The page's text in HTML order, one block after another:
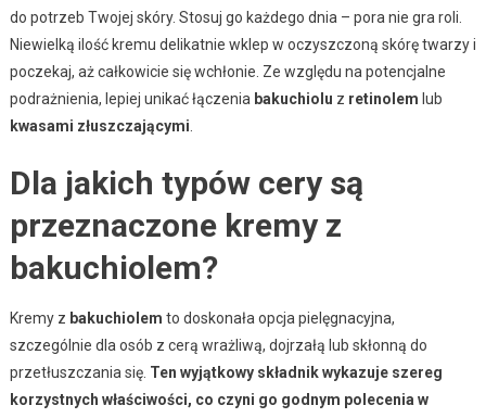
do potrzeb Twojej skóry. Stosuj go każdego dnia – pora nie gra roli.
Niewielką ilość kremu delikatnie wklep w oczyszczoną skórę twarzy i
poczekaj, aż całkowicie się wchłonie. Ze względu na potencjalne
podrażnienia, lepiej unikać łączenia bakuchiolu z retinolem lub
kwasami złuszczającymi
Dla jakich typów cery są
przeznaczone kremy z
bakuchiolem?
Kremy z bakuchiolem to doskonała opcja pielęgnacyjna,
szczególnie dla osób z cerą wrażliwą, dojrzałą lub skłonną do
przetłuszczania się. Ten wyjątkowy składnik wykazuje szereg
korzystnych właściwości, co czyni go godnym polecenia w